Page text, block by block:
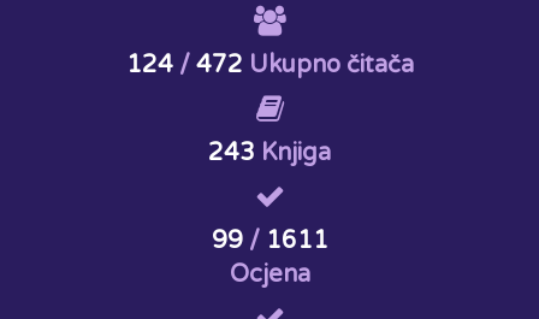
124/ 472 Ukupno čitača
243 Knjiga
99/ 1611
Ocjena